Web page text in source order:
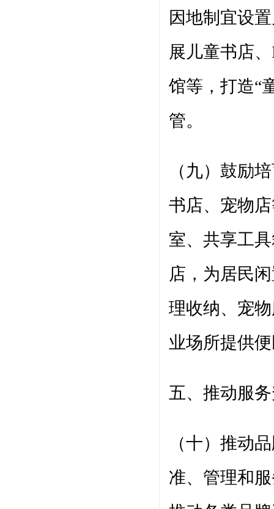
因地制宜设
展儿童书店
馆等，打造“
管。
（九）鼓励
书店、宠物
室、共享工
店，为居民
理收纳、宠
业场所提供
五、推动服
（十）推动
准、管理和